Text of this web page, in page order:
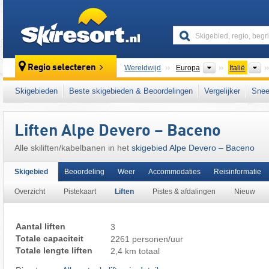
Regio selecteren Wereldwijd Europa Continenten
Italië
Dit skigebied ligt ook in: Tessiner Alpen ,
Zuid-Europa Alpen
Skigebieden Beste skigebieden & Beoordelingen Vergelijker
Liften Alpe Devero – Baceno
Alle skiliften/kabelbanen in het skigebied Alpe Devero – Baceno
Skigebied
Overzicht Pistekaart Liften Pistes & afdalingen Nieuw
Beoordeling Weer Accommodaties Reisinformatie
Aantal liften
3
Totale capaciteit
2261 personen/uur
Totale lengte liften
2,4 km totaal